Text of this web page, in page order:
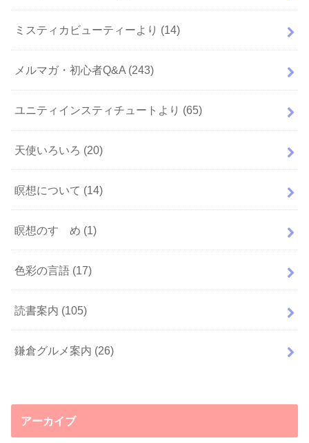
ミスティカビューティーより (14)
メルマガ・初心者Q&A (243)
ユニティインスティチュートより (65)
天使いろいろ (20)
瞑想について (14)
瞑想のすゝめ (1)
色彩の言語 (17)
読書案内 (105)
鎌倉グルメ案内 (26)
アーカイブ